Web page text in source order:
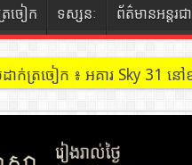
រចៀក ទស្សនៈ ព័ត៌មានអន្តរជ
ដាក់ត្រចៀក ៖ អគារ Sky 31
ដាក់ត្រចៀក ៖ ដល់ករ ! ឈ្មួញដឹក